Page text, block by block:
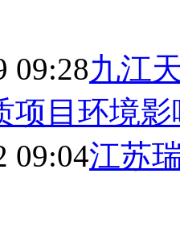
09:28九江
项目环境
09:04江苏